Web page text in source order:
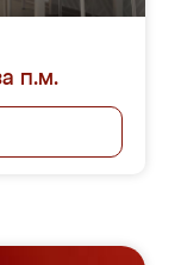
п.м.